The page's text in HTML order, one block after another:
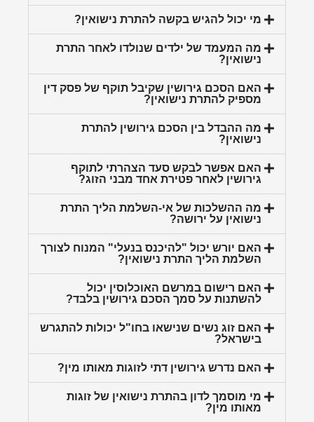
מי יכול להגיש בקשה להתרת נישואין?
מה המעמד של ילדים שנולדו לאחר התרת
נישואין?
האם הסכם גירושין שקיבל תוקף של פסק דין
מספיק להתרת נישואין?
מה ההבדל בין הסכם גירושין להתרת
נישואין?
האם אפשר לבקש סעד הצהרתי לתוקף
גירושין לאחר פטירת אחד מבני הזוג?
מה ההשלכות של אי-השלמת הליך התרת
נישואין על ירושה?
האם יורש יכול "להיכנס בנעלי" המנוח לצורך
השלמת הליך התרת נישואין?
האם רישום במרשם האוכלוסין יכול
להשתנות על סמך הסכם גירושין בלבד?
האם זוג נשים שנישאו בחו"ל יכולות להתגרש
בישראל?
האם נדרש גירושין דתי לזוגות מאותו מין?
מי מוסמך לדון בהתרת נישואין של זוגות
מאותו מין?